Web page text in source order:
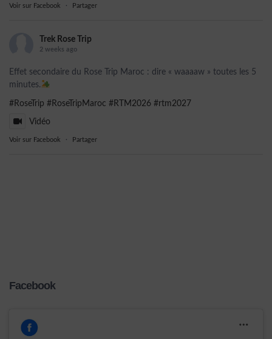
Voir sur Facebook · Partager
Trek Rose Trip
2 weeks ago
Effet secondaire du Rose Trip Maroc : dire « waaaaw » toutes les 5
minutes.
#RoseTrip #RoseTripMaroc #RTM2026 #rtm2027
Vidéo
Voir sur Facebook · Partager
Facebook